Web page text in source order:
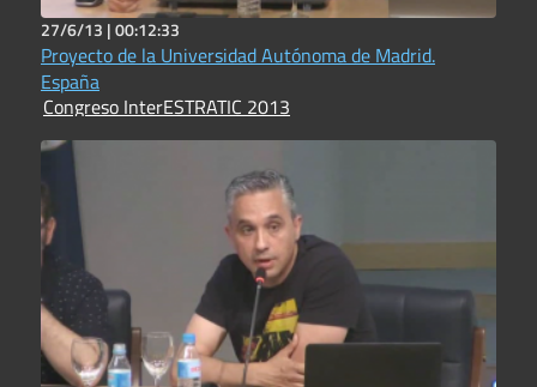
27/6/13 |00:12:33
Proyecto de la Universidad Autónoma de Madrid.
España
Congreso InterESTRATIC 2013